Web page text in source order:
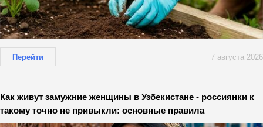
Перейти 7 августа 2026
Как живут замужние женщины в Узбекистане - россиянки к
такому точно не привыкли: основные правила